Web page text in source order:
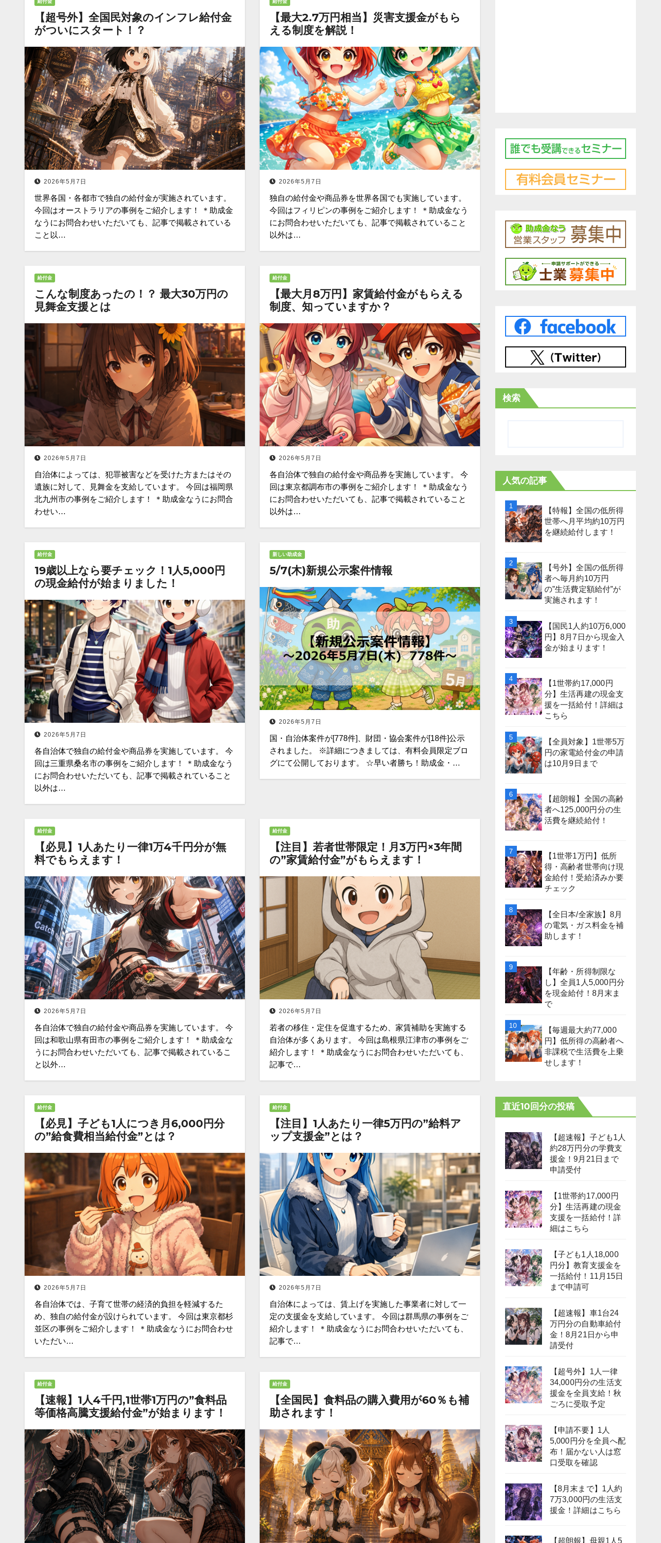
給付金
【超号外】全国民対象のインフレ給付金
がついにスタート！？
2026年5月7日
世界各国・各都市で独自の給付金が実施されています。
今回はオーストラリアの事例をご紹介します！ ＊助成金
なうにお問合わせいただいても、記事で掲載されている
こと以…
給付金
【最大2.7万円相当】災害支援金がもら
える制度を解説！
2026年5月7日
独自の給付金や商品券を世界各国でも実施しています。
今回はフィリピンの事例をご紹介します！ ＊助成金なう
にお問合わせいただいても、記事で掲載されていること
以外は…
給付金
こんな制度あったの！？ 最大30万円の
見舞金支援とは
2026年5月7日
自治体によっては、犯罪被害などを受けた方またはその
遺族に対して、見舞金を支給しています。 今回は福岡県
北九州市の事例をご紹介します！ ＊助成金なうにお問合
わせい…
給付金
【最大月8万円】家賃給付金がもらえる
制度、知っていますか？
2026年5月7日
各自治体で独自の給付金や商品券を実施しています。 今
回は東京都調布市の事例をご紹介します！ ＊助成金なう
にお問合わせいただいても、記事で掲載されていること
以外は…
給付金
19歳以上なら要チェック！1人5,000円
の現金給付が始まりました！
2026年5月7日
各自治体で独自の給付金や商品券を実施しています。 今
回は三重県桑名市の事例をご紹介します！ ＊助成金なう
にお問合わせいただいても、記事で掲載されていること
以外は…
新しい助成金
5/7(木)新規公示案件情報
2026年5月7日
国・自治体案件が[778件]、財団・協会案件が[18件]公示
されました。 ※詳細につきましては、有料会員限定ブロ
グにて公開しております。 ☆早い者勝ち！助成金・…
給付金
【必見】1人あたり一律1万4千円分が無
料でもらえます！
2026年5月7日
各自治体で独自の給付金や商品券を実施しています。 今
回は和歌山県有田市の事例をご紹介します！ ＊助成金な
うにお問合わせいただいても、記事で掲載されているこ
と以外…
給付金
【注目】若者世帯限定！月3万円×3年間
の”家賃給付金”がもらえます！
2026年5月7日
若者の移住・定住を促進するため、家賃補助を実施する
自治体が多くあります。 今回は島根県江津市の事例をご
紹介します！ ＊助成金なうにお問合わせいただいても、
記事で…
給付金
【必見】子ども1人につき月6,000円分
の”給食費相当給付金”とは？
2026年5月7日
各自治体では、子育て世帯の経済的負担を軽減するた
め、独自の給付金が設けられています。 今回は東京都杉
並区の事例をご紹介します！ ＊助成金なうにお問合わせ
いただい…
給付金
【注目】1人あたり一律5万円の”給料ア
ップ支援金”とは？
2026年5月7日
自治体によっては、賃上げを実施した事業者に対して一
定の支援金を支給しています。 今回は群馬県の事例をご
紹介します！ ＊助成金なうにお問合わせいただいても、
記事で…
給付金
【速報】1人4千円,1世帯1万円の”食料品
等価格高騰支援給付金”が始まります！
給付金
【全国民】食料品の購入費用が60％も補
助されます！
検索
人気の記事
【特報】全国の低所得
世帯へ月平均約10万円
を継続給付します！
【号外】全国の低所得
者へ毎月約10万円
の”生活費定額給付”が
実施されます！
【国民1人約10万6,000
円】8月7日から現金入
金が始まります！
【1世帯約17,000円
分】生活再建の現金支
援を一括給付！詳細は
こちら
【全員対象】1世帯5万
円の家電給付金の申請
は10月9日まで
【超朗報】全国の高齢
者へ125,000円分の生
活費を継続給付！
【1世帯1万円】低所
得・高齢者世帯向け現
金給付！受給済みか要
チェック
【全日本/全家族】8月
の電気・ガス料金を補
助します！
【年齢・所得制限な
し】全員1人5,000円分
を現金給付！8月末ま
で
【毎週最大約77,000
円】低所得の高齢者へ
非課税で生活費を上乗
せします！
直近10回分の投稿
【超速報】子ども1人
約28万円分の学費支
援金！9月21日まで
申請受付
【1世帯約17,000円
分】生活再建の現金
支援を一括給付！詳
細はこちら
【子ども1人18,000
円分】教育支援金を
一括給付！11月15日
まで申請可
【超速報】車1台24
万円分の自動車給付
金！8月21日から申
請受付
【超号外】1人一律
34,000円分の生活支
援金を全員支給！秋
ごろに受取予定
【申請不要】1人
5,000円分を全員へ配
布！届かない人は窓
口受取を確認
【8月末まで】1人約
7万3,000円の生活支
援金！詳細はこちら
【超朗報】母親1人5